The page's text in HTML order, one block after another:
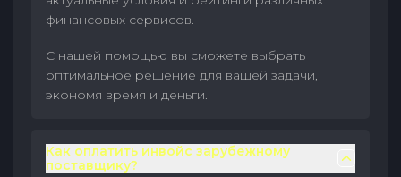
финансовых сервисов.
С нашей помощью вы сможете выбрать
оптимальное решение для вашей задачи,
экономя время и деньги.
Как оплатить инвойс зарубежному
поставщику?